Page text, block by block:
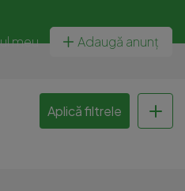
meu Adaugă anunț
Aplică filtrele